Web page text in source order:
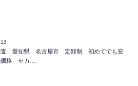
査 愛知県 名古屋市 定額制 初めてでも安
格 セカ…